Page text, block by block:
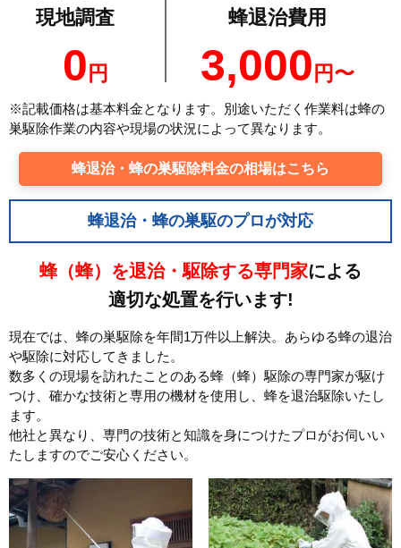
現地調査
0 円
蜂退治費用
3,000 円〜
※記載価格は基本料金となります。別途いただく作業料は蜂の
巣駆除作業の内容や現場の状況によって異なります。
蜂退治・蜂の巣駆除料金の相場はこちら
蜂退治・蜂の巣駆のプロが対応
蜂（蜂）を退治・駆除する専門家による
適切な処置を行います!
現在では、蜂の巣駆除を年間1万件以上解決。あらゆる蜂の退治
や駆除に対応してきました。
数多くの現場を訪れたことのある蜂（蜂）駆除の専門家が駆け
つけ、確かな技術と専用の機材を使用し、蜂を退治駆除いたし
ます。
他社と異なり、専門の技術と知識を身につけたプロがお伺いい
たしますのでご安心ください。